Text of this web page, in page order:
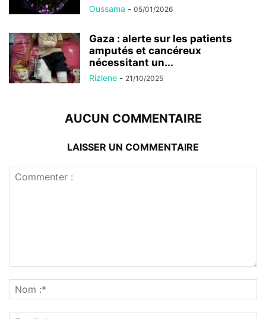
Oussama - 05/01/2026
Gaza : alerte sur les patients
amputés et cancéreux
nécessitant un...
Rizlene - 21/10/2025
AUCUN COMMENTAIRE
LAISSER UN COMMENTAIRE